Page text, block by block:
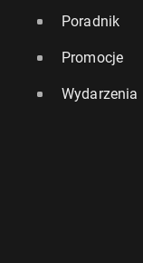
Poradnik
Promocje
Wydarzenia